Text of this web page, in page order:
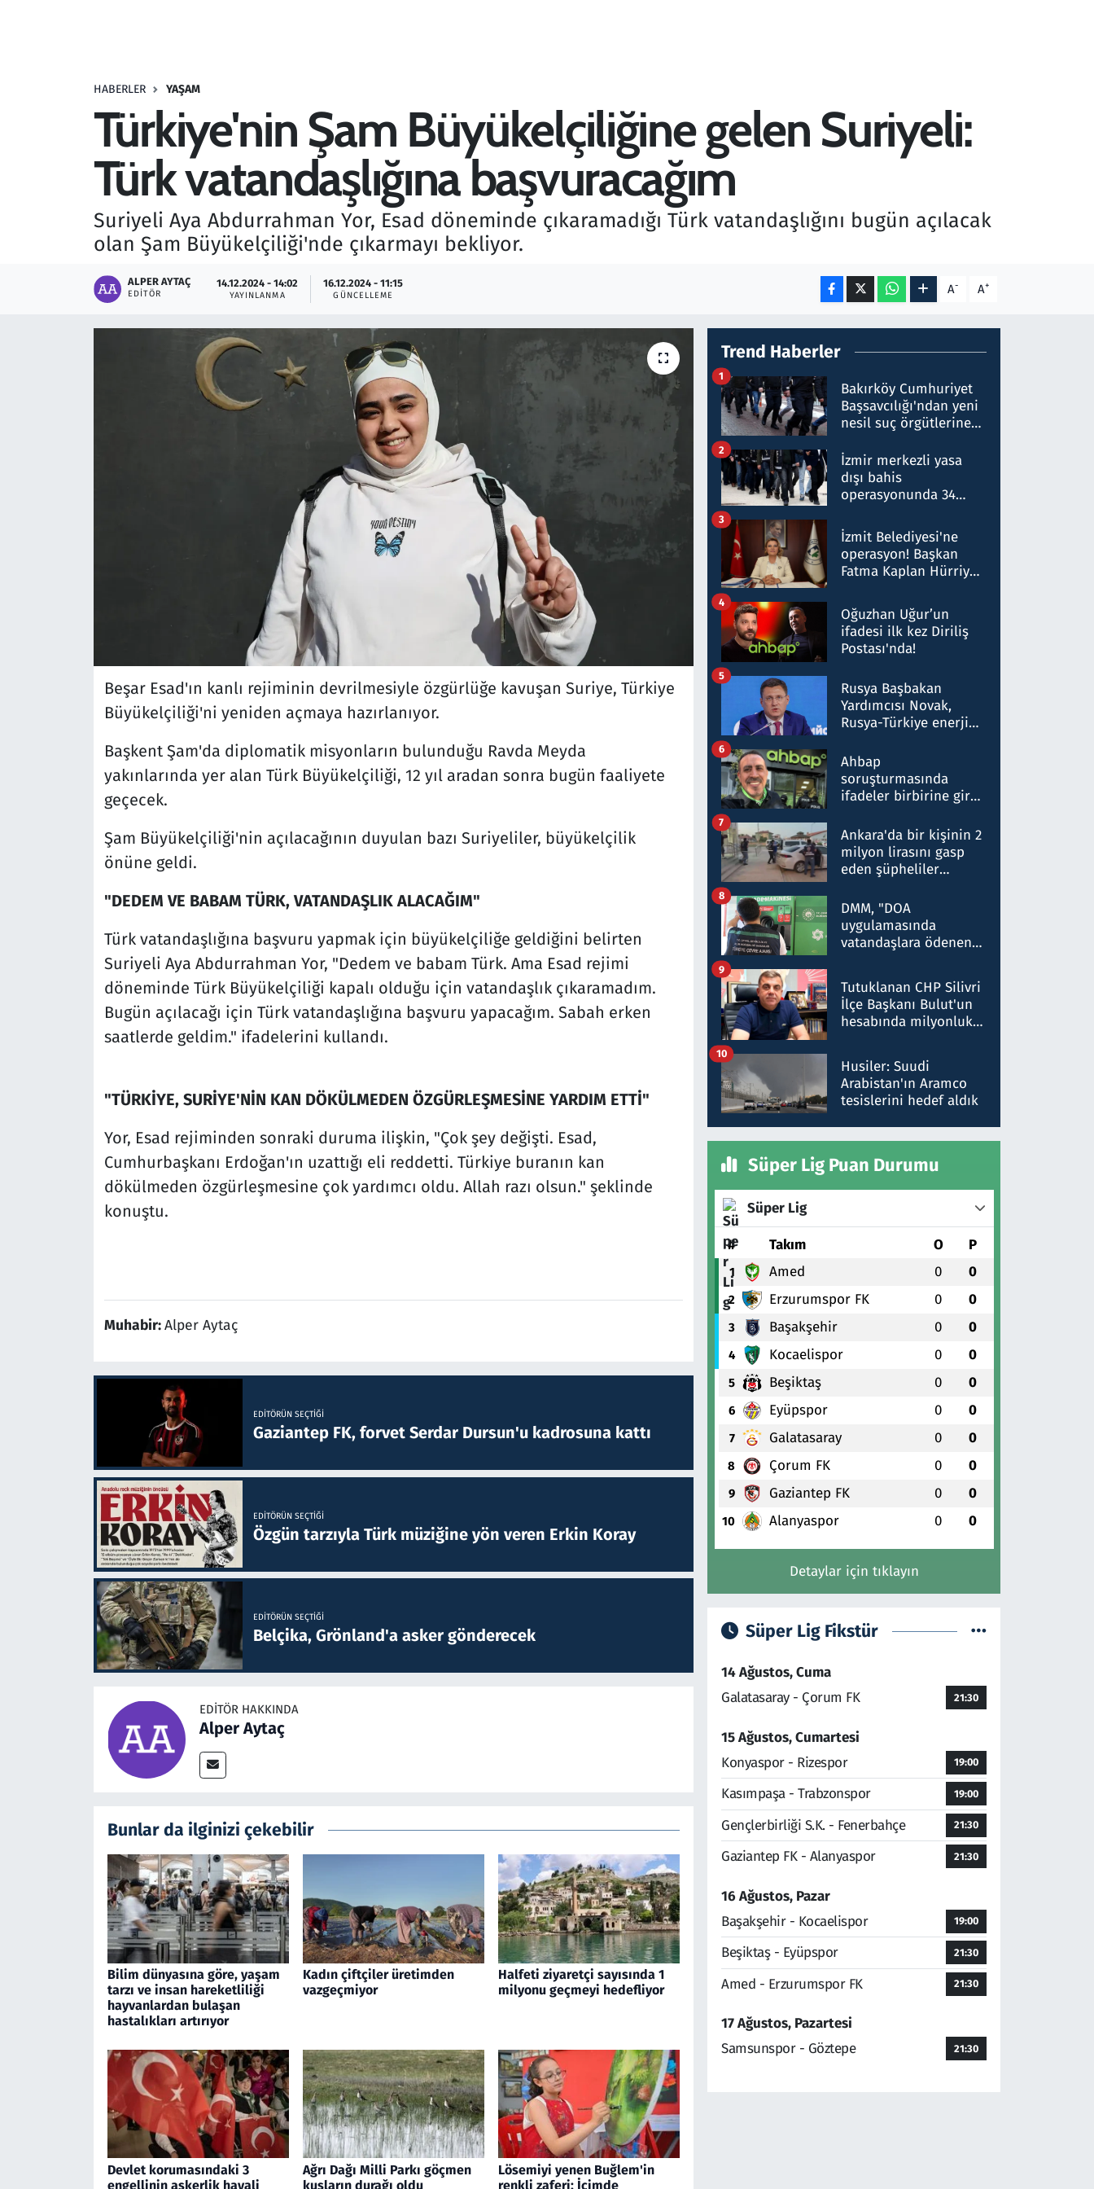
HABERLER YAŞAM
Türkiye'nin Şam Büyükelçiliğine gelen Suriyeli:
Türk vatandaşlığına başvuracağım
Suriyeli Aya Abdurrahman Yor, Esad döneminde çıkaramadığı Türk vatandaşlığını bugün açılacak
olan Şam Büyükelçiliği'nde çıkarmayı bekliyor.
ALPER AYTAÇ
EDITÖR
14.12.2024 - 14:02
YAYINLANMA
16.12.2024 - 11:15
GÜNCELLEME A- A+
Beşar Esad'ın kanlı rejiminin devrilmesiyle özgürlüğe kavuşan Suriye, Türkiye
Büyükelçiliği'ni yeniden açmaya hazırlanıyor.
Başkent Şam'da diplomatik misyonların bulunduğu Ravda Meyda
yakınlarında yer alan Türk Büyükelçiliği, 12 yıl aradan sonra bugün faaliyete
geçecek.
Şam Büyükelçiliği'nin açılacağının duyulan bazı Suriyeliler, büyükelçilik
önüne geldi.
"DEDEM VE BABAM TÜRK, VATANDAŞLIK ALACAĞIM"
Türk vatandaşlığına başvuru yapmak için büyükelçiliğe geldiğini belirten
Suriyeli Aya Abdurrahman Yor, "Dedem ve babam Türk. Ama Esad rejimi
döneminde Türk Büyükelçiliği kapalı olduğu için vatandaşlık çıkaramadım.
Bugün açılacağı için Türk vatandaşlığına başvuru yapacağım. Sabah erken
saatlerde geldim." ifadelerini kullandı.
"TÜRKİYE, SURİYE'NİN KAN DÖKÜLMEDEN ÖZGÜRLEŞMESİNE YARDIM ETTİ"
Yor, Esad rejiminden sonraki duruma ilişkin, "Çok şey değişti. Esad,
Cumhurbaşkanı Erdoğan'ın uzattığı eli reddetti. Türkiye buranın kan
dökülmeden özgürleşmesine çok yardımcı oldu. Allah razı olsun." şeklinde
konuştu.
Muhabir:Alper Aytaç
EDITÖRÜN SEÇTIĞI
Gaziantep FK, forvet Serdar Dursun'u kadrosuna kattı
EDITÖRÜN SEÇTIĞI
Özgün tarzıyla Türk müziğine yön veren Erkin Koray
EDITÖRÜN SEÇTIĞI
Belçika, Grönland'a asker gönderecek
EDITÖR HAKKINDA
Alper Aytaç
Bunlar da ilginizi çekebilir
Bilim dünyasına göre, yaşam
tarzı ve insan hareketliliği
hayvanlardan bulaşan
hastalıkları artırıyor
Kadın çiftçiler üretimden
vazgeçmiyor
Halfeti ziyaretçi sayısında 1
milyonu geçmeyi hedefliyor
Devlet korumasındaki 3
engellinin askerlik hayali
Ağrı Dağı Milli Parkı göçmen
kuşların durağı oldu
Lösemiyi yenen Buğlem'in
renkli zaferi: İçimde
Trend Haberler
Bakırköy Cumhuriyet
Başsavcılığı'ndan yeni
nesil suç örgütlerine
hakkında gözaltı kararı
1
İzmir merkezli yasa
dışı bahis
operasyonunda 34
Milyar liralık para
trafiği tespit edildi
2
İzmit Belediyesi'ne
operasyon! Başkan
Fatma Kaplan Hürriyet
3
Oğuzhan Uğur’un
ifadesi ilk kez Diriliş
Postası'nda!
4
Rusya Başbakan
Yardımcısı Novak,
Rusya-Türkiye enerji
nitelikte olduğunu
belirtti
5
Ahbap
soruşturmasında
ifadeler birbirine girdi:
ifadelerinden ortaya
çıkan tablo şok etti
6
Ankara'da bir kişinin 2
milyon lirasını gasp
eden şüpheliler
7
DMM, "DOA
uygulamasında
vatandaşlara ödenen
düşürüldüğü" iddiasını
yalanladı
8
Tutuklanan CHP Silivri
İlçe Başkanı Bulut'un
hesabında milyonluk
talimat verdi, ben
gönderdim
9
Husiler: Suudi
Arabistan'ın Aramco
tesislerini hedef aldık
10
Süper Lig Puan Durumu
Süper Lig
# Takım O P
1 Amed 0 0
2 Erzurumspor FK 0 0
3 Başakşehir 0 0
4 Kocaelispor 0 0
5 Beşiktaş 0 0
6 Eyüpspor 0 0
7 Galatasaray 0 0
8 Çorum FK 0 0
9 Gaziantep FK 0 0
10 Alanyaspor 0 0
Detaylar için tıklayın
Süper Lig Fikstür
14 Ağustos, Cuma
Galatasaray - Çorum FK
21:30
15 Ağustos, Cumartesi
Konyaspor - Rizespor
19:00
Kasımpaşa - Trabzonspor 19:00
Gençlerbirliği S.K. - Fenerbahçe 21:30
Gaziantep FK - Alanyaspor 21:30
16 Ağustos, Pazar
Başakşehir - Kocaelispor
19:00
Beşiktaş - Eyüpspor 21:30
Amed - Erzurumspor FK 21:30
17 Ağustos, Pazartesi
Samsunspor - Göztepe
21:30
Savunma Sanayi
Teknoloji ve Bilim
Televizyon